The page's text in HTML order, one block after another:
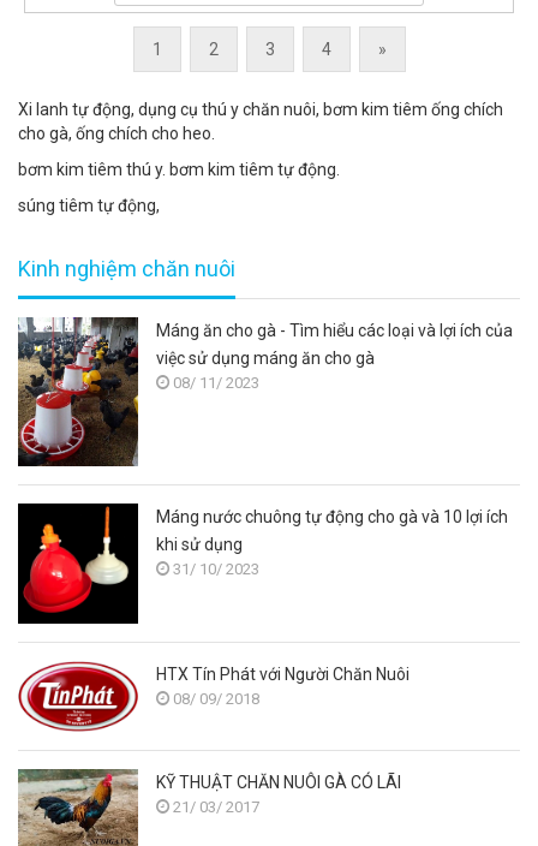
1 2 3 4 »
Xi lanh tự động, dụng cụ thú y chăn nuôi, bơm kim tiêm ống chích
cho gà, ống chích cho heo.
bơm kim tiêm thú y. bơm kim tiêm tự động.
súng tiêm tự động,
Kinh nghiệm chăn nuôi
Máng ăn cho gà - Tìm hiểu các loại và lợi ích của
việc sử dụng máng ăn cho gà
08/ 11/ 2023
Máng nước chuông tự động cho gà và 10 lợi ích
khi sử dụng
31/ 10/ 2023
HTX Tín Phát với Người Chăn Nuôi
08/ 09/ 2018
KỸ THUẬT CHĂN NUÔI GÀ CÓ LÃI
21/ 03/ 2017